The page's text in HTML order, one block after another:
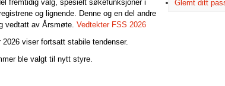
fremtidig valg, spesielt søkefunksjoner i
og lignende. Denne og en del andre
vedtatt av Årsmøte. Vedtekter FSS 2026
viser fortsatt stabile tendenser.
ble valgt til nytt styre.
Glemt ditt